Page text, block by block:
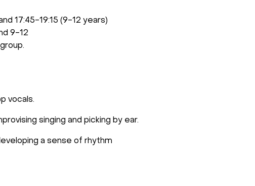
17:45-19:15 (9-12 years)
9-12
vocals.
singing and picking by ear.
a sense of rhythm